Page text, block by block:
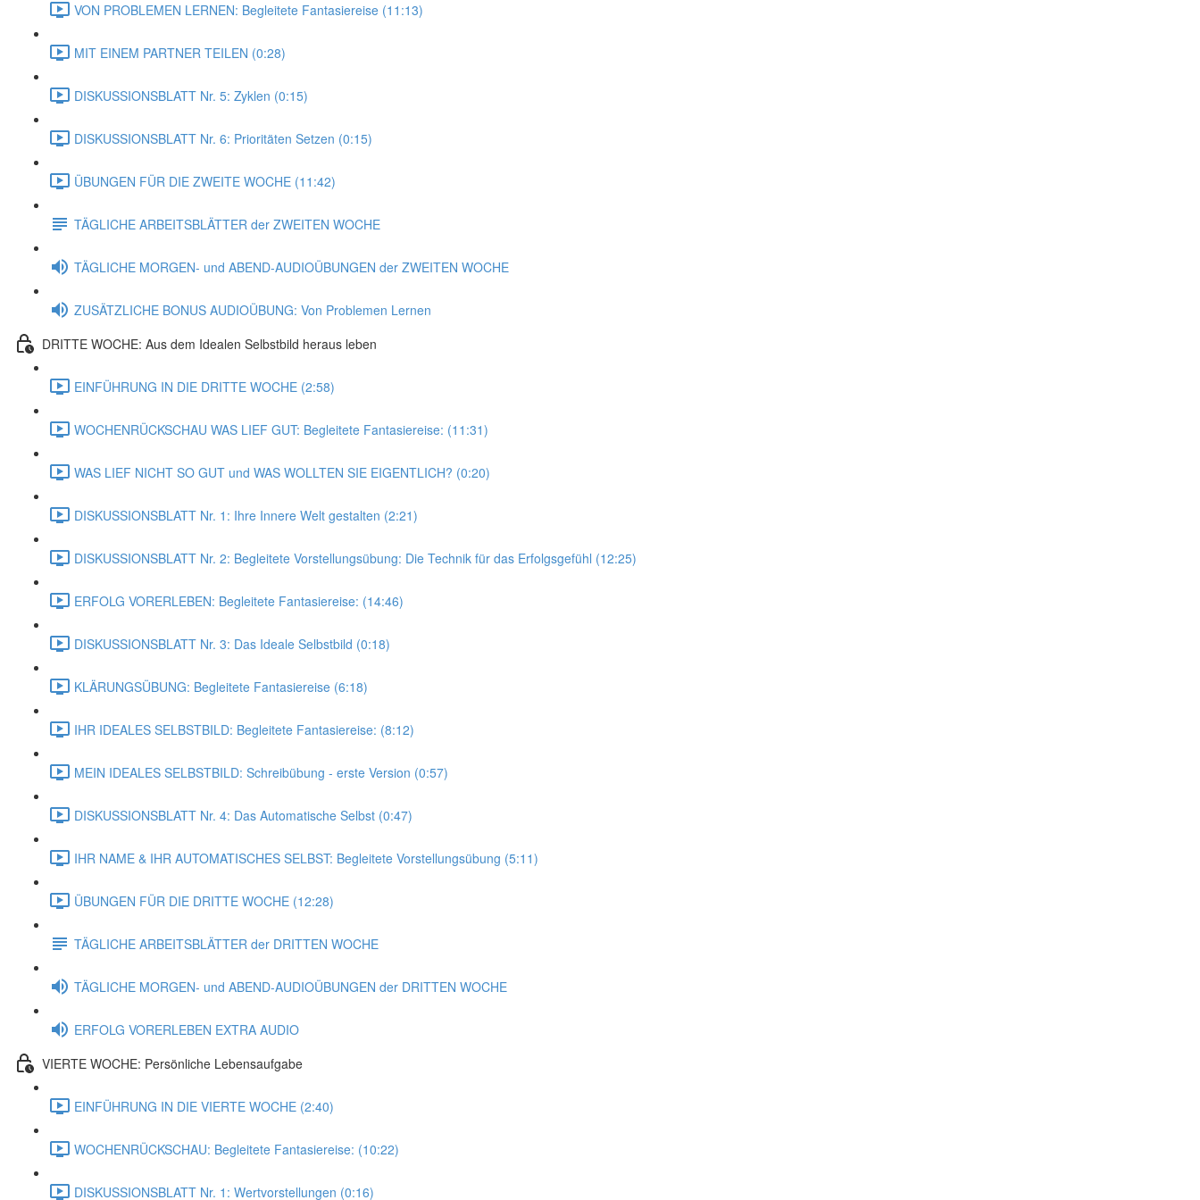
VON PROBLEMEN LERNEN: Begleitete Fantasiereise (11:13)
MIT EINEM PARTNER TEILEN (0:28)
DISKUSSIONSBLATT Nr. 5: Zyklen (0:15)
DISKUSSIONSBLATT Nr. 6: Prioritäten Setzen (0:15)
ÜBUNGEN FÜR DIE ZWEITE WOCHE (11:42)
TÄGLICHE ARBEITSBLÄTTER der ZWEITEN WOCHE
TÄGLICHE MORGEN- und ABEND-AUDIOÜBUNGEN der ZWEITEN WOCHE
ZUSÄTZLICHE BONUS AUDIOÜBUNG: Von Problemen Lernen
DRITTE WOCHE: Aus dem Idealen Selbstbild heraus leben
EINFÜHRUNG IN DIE DRITTE WOCHE (2:58)
WOCHENRÜCKSCHAU WAS LIEF GUT: Begleitete Fantasiereise: (11:31)
WAS LIEF NICHT SO GUT und WAS WOLLTEN SIE EIGENTLICH? (0:20)
DISKUSSIONSBLATT Nr. 1: Ihre Innere Welt gestalten (2:21)
DISKUSSIONSBLATT Nr. 2: Begleitete Vorstellungsübung: Die Technik für das Erfolgsgefühl (12:25)
ERFOLG VORERLEBEN: Begleitete Fantasiereise: (14:46)
DISKUSSIONSBLATT Nr. 3: Das Ideale Selbstbild (0:18)
KLÄRUNGSÜBUNG: Begleitete Fantasiereise (6:18)
IHR IDEALES SELBSTBILD: Begleitete Fantasiereise: (8:12)
MEIN IDEALES SELBSTBILD: Schreibübung - erste Version (0:57)
DISKUSSIONSBLATT Nr. 4: Das Automatische Selbst (0:47)
IHR NAME & IHR AUTOMATISCHES SELBST: Begleitete Vorstellungsübung (5:11)
ÜBUNGEN FÜR DIE DRITTE WOCHE (12:28)
TÄGLICHE ARBEITSBLÄTTER der DRITTEN WOCHE
TÄGLICHE MORGEN- und ABEND-AUDIOÜBUNGEN der DRITTEN WOCHE
ERFOLG VORERLEBEN EXTRA AUDIO
VIERTE WOCHE: Persönliche Lebensaufgabe
EINFÜHRUNG IN DIE VIERTE WOCHE (2:40)
WOCHENRÜCKSCHAU: Begleitete Fantasiereise: (10:22)
DISKUSSIONSBLATT Nr. 1: Wertvorstellungen (0:16)